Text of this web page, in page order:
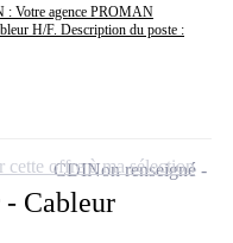
: Votre agence PROMAN
H/F. Description du poste :
Cableur
CDINon renseigné
cette offre à ma sélection